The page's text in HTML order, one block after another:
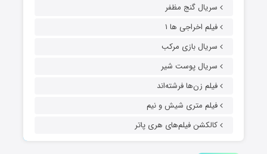
سریال گنج مظفر
فیلم اخراجی ها ۱
سریال بازی مرکب
سریال پوست شیر
فیلم زن‌ها فرشته‌اند
فیلم متری شیش و نیم
کالکشن فیلم‌های هری پاتر